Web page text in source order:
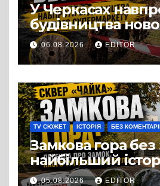
У Черкасах
будівництва
супермаркету
проспекті
дерева. І це
можна назвати
випадковістю
06.08.2026 EDITOR
TV СЮЖЕТ ІСТОРІЯ БЕЗ
Замкова гора без
найбільший
міф Черкас
05.08.2026 EDITOR